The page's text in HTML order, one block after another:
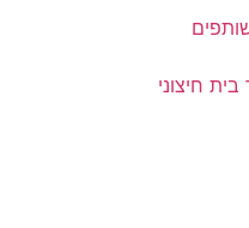
חיצוני